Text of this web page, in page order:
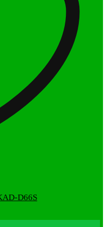
D66S